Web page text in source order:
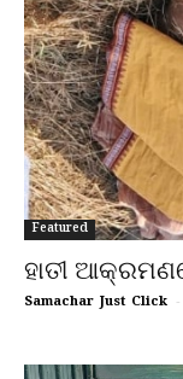
Featured
ହାତୀ
Samachar Just Click -